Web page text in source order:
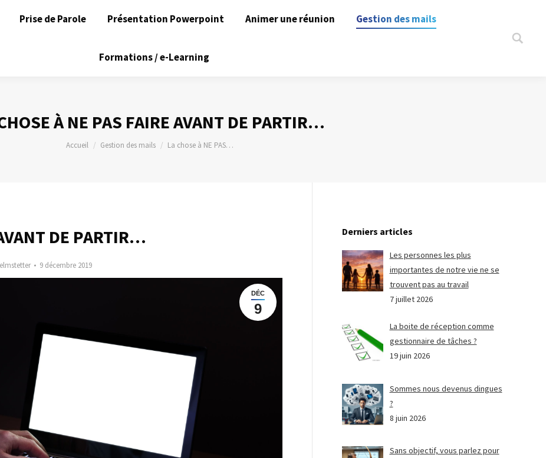
Prise de Parole Présentation Powerpoint Animer une réunion Gestion des mails
Formations / e-Learning
Search:
À NE PAS FAIRE AVANT DE PARTIR…
Vous êtes ici :
Accueil Gestion des mails La chose à NE PAS…
DE PARTIR…
9 décembre 2019
DÉC
9
Derniers articles
Les personnes les plus
importantes de notre vie ne se
trouvent pas au travail
7 juillet 2026
La boite de réception comme
gestionnaire de tâches ?
19 juin 2026
Sommes nous devenus dingues
?
8 juin 2026
Sans objectif, vous parlez pour